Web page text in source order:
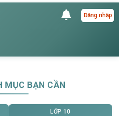
Đăng nhập
MỤC BẠN CẦN
LỚP 10